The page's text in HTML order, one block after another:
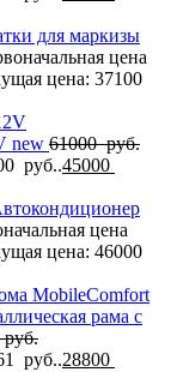
для маркизы
цена
цена: 37100
new 61000руб.
руб..45000
цена
цена: 46000
MobileComfort
рама с
руб.
руб..28800